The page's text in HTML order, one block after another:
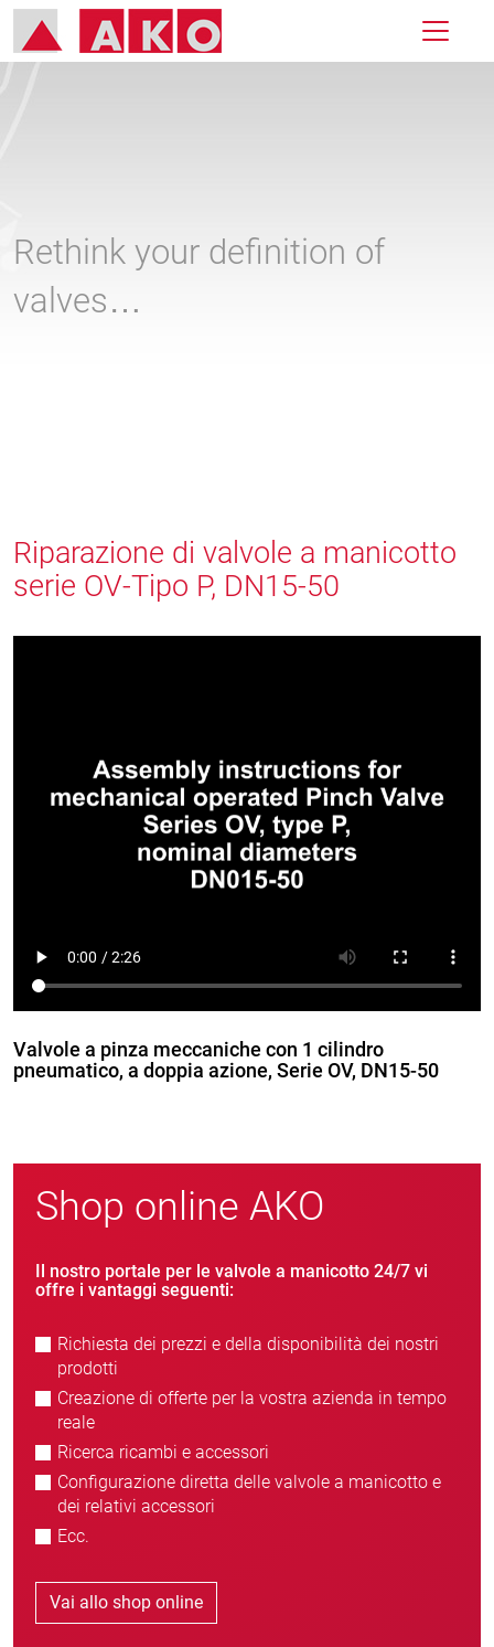
Rethink your definition of
valves…
Riparazione di valvole a manicotto
serie OV-Tipo P, DN15-50
Valvole a pinza meccaniche con 1 cilindro
pneumatico, a doppia azione, Serie OV, DN15-50
Shop online AKO
Il nostro portale per le valvole a manicotto 24/7 vi
offre i vantaggi seguenti:
Richiesta dei prezzi e della disponibilità dei nostri
prodotti
Creazione di offerte per la vostra azienda in tempo
reale
Ricerca ricambi e accessori
Configurazione diretta delle valvole a manicotto e
dei relativi accessori
Ecc.
Vai allo shop online